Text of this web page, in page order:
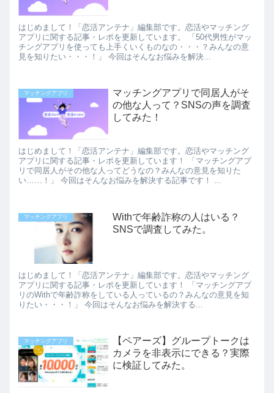
はじめまして！「恋活アンテナ」編集部です。恋活やマッチング
アプリに関する記事・レポを更新しています。 「50代男性がマッ
チングアプリを使っても上手くいくものなの・・・？みんなの意
見を知りたい・・・！」 今回はそんなお悩みを解決...
マッチングアプリ
マッチングアプリで同居人がそ
の他な人って？SNSの声を調査
してみた！
はじめまして！「恋活アンテナ」編集部です。恋活やマッチング
アプリに関する記事・レポを更新しています！ 「マッチングアプ
リで同居人がその他な人ってどうなの？みんなの意見を知りた
い……！」 今回はそんなお悩みを解決する記事です！ ...
マッチングアプリ
Withで年齢詐称の人はいる？
SNSで調査してみた。
はじめまして！「恋活アンテナ」編集部です。恋活やマッチング
アプリに関する記事・レポを更新しています！ 「マッチングアプ
リのWithで年齢詐称をしている人っているの？みんなの意見を知
りたい・・・！」 今回はそんなお悩みを解決する...
マッチングアプリ
【ペアーズ】グループトークは
カメラを非表示にできる？実際
に検証してみた。